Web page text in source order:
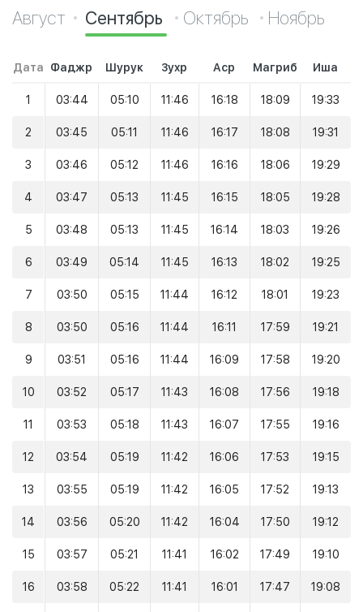
Август Сентябрь Октябрь Ноябрь
Дата Фаджр Шурук Зухр Аср Магриб Иша
1 03:44 05:10 11:46 16:18 18:09 19:33
2 03:45 05:11 11:46 16:17 18:08 19:31
3 03:46 05:12 11:46 16:16 18:06 19:29
4 03:47 05:13 11:45 16:15 18:05 19:28
5 03:48 05:13 11:45 16:14 18:03 19:26
6 03:49 05:14 11:45 16:13 18:02 19:25
7 03:50 05:15 11:44 16:12 18:01 19:23
8 03:50 05:16 11:44 16:11 17:59 19:21
9 03:51 05:16 11:44 16:09 17:58 19:20
10 03:52 05:17 11:43 16:08 17:56 19:18
11 03:53 05:18 11:43 16:07 17:55 19:16
12 03:54 05:19 11:42 16:06 17:53 19:15
13 03:55 05:19 11:42 16:05 17:52 19:13
14 03:56 05:20 11:42 16:04 17:50 19:12
15 03:57 05:21 11:41 16:02 17:49 19:10
16 03:58 05:22 11:41 16:01 17:47 19:08